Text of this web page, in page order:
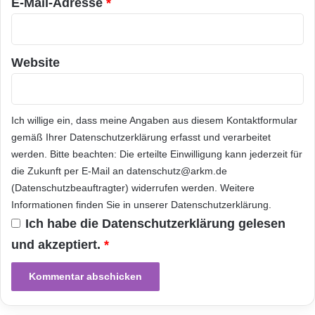
sensibler Daten, aber wird allein nicht
ausreichen, alle Punkte der DSGVO zu
denen sich Unternehmen stellen müssen.
Verschlüsselung erlaubt es ihnen allerdings,
sich weniger um das Datenmanagement in der
Cloud zu sorgen und auf diese anderen
Punkte zu konzentrieren“, betont
Sicherheitsexperte
„Wir sehen die EU-Verordnung als Möglichkeit
für Unternehmen, sich der Bewegung für mehr
s
u
m
u
d
E
r
o
p
a
i
n
d
i
e
u
k
E-Mail-Adresse *
Website
Ich willige ein, dass meine Angaben aus diesem Kontaktformular
gemäß Ihrer Datenschutzerklärung erfasst und verarbeitet
werden. Bitte beachten: Die erteilte Einwilligung kann jederzeit für
die Zukunft per E-Mail an datenschutz@arkm.de
(Datenschutzbeauftragter) widerrufen werden. Weitere
Informationen finden Sie in unserer Datenschutzerklärung
Ich habe die Datenschutzerklärung gelesen
und akzeptiert. *